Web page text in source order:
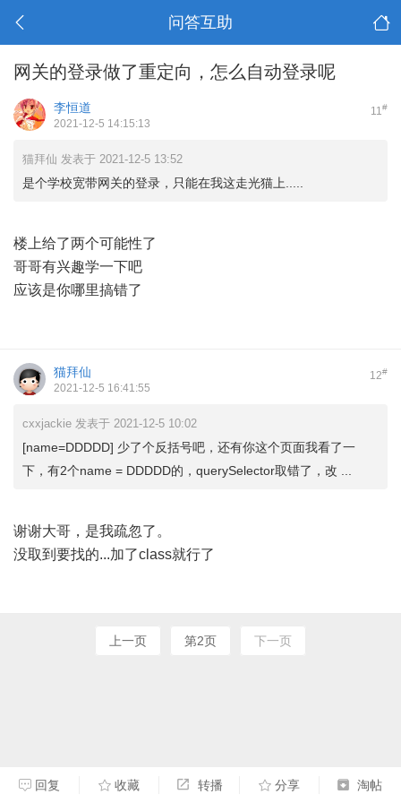
问答互助
网关的登录做了重定向，怎么自动登录呢
11#
李恒道
2021-12-5 14:15:13
猫拜仙 发表于 2021-12-5 13:52
是个学校宽带网关的登录，只能在我这走光猫上.....
楼上给了两个可能性了
哥哥有兴趣学一下吧
应该是你哪里搞错了
12#
猫拜仙
2021-12-5 16:41:55
cxxjackie 发表于 2021-12-5 10:02
[name=DDDDD] 少了个反括号吧，还有你这个页面我看了一
下，有2个name = DDDDD的，querySelector取错了，改 ...
谢谢大哥，是我疏忽了。
没取到要找的...加了class就行了
上一页 第2页 下一页
回复 收藏 转播 分享 淘帖